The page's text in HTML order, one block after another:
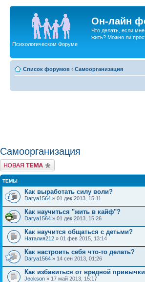
Он-лайн
Что делать, если
жить? Можно ли
Психологическом Форуме
Список форумов ‹ Самоорганизация
Самоорганизация
Новая тема
ТЕМЫ
Как выработать силу воли?
Darya1564 » 01 дек 2013, 15:11
Как научиться "жить в кайф"?
Darya1564 » 01 дек 2013, 15:26
Как научится общаться с детьми?
Наталия212 » 01 фев 2015, 13:14
Как настроить себя что-то делать?
Darya1564 » 14 сен 2013, 01:26
Как избавиться от вредной
Jeckson » 17 май 2013, 15:17